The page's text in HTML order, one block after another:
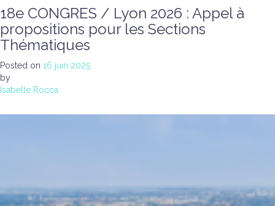
18e CONGRES / Lyon 2026 : Appel à
propositions pour les Sections
Thématiques
Posted on 16 juin 2025
by
Isabelle Rocca